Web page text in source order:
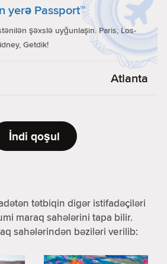
yerə Passport™
şəxslə uyğunlaşın. Paris, Los-
Getdik!
Atlanta
İndi qoşul
tətbiqin digər istifadəçiləri
maraq sahələrini tapa bilir.
sahələrindən bəziləri verilib: